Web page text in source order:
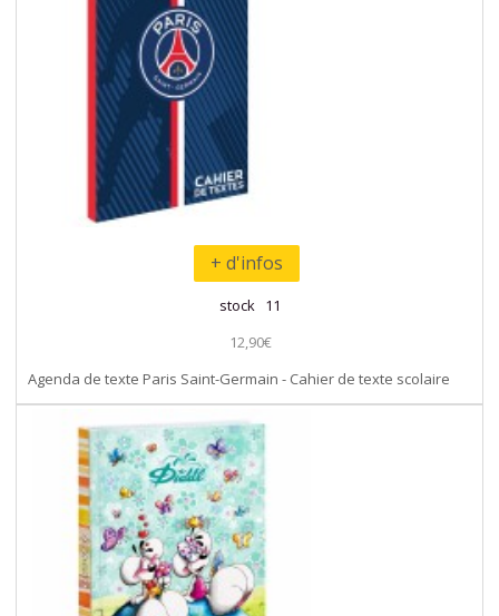
+ d'infos
stock 11
12,90€
Agenda de texte Paris Saint-Germain - Cahier de texte scolaire